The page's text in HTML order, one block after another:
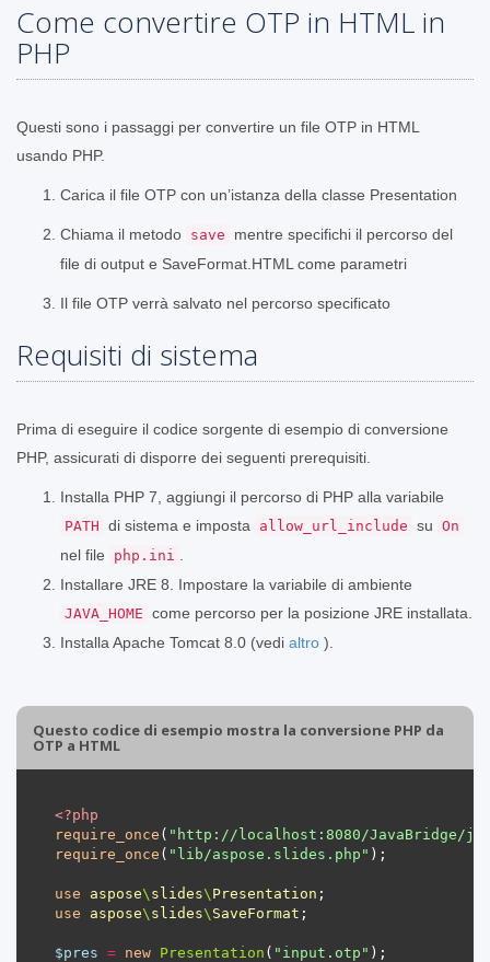
Come convertire OTP in HTML in
PHP
Questi sono i passaggi per convertire un file OTP in HTML
usando PHP.
Carica il file OTP con un’istanza della classe Presentation
Chiama il metodo save
mentre specifichi il percorso del
file di output e SaveFormat.HTML come parametri
Il file OTP verrà salvato nel percorso specificato
Requisiti di sistema
Prima di eseguire il codice sorgente di esempio di conversione
PHP, assicurati di disporre dei seguenti prerequisiti.
Installa PHP 7, aggiungi il percorso di PHP alla variabile
PATH di sistema e imposta allow_url_include su On
nel file php.ini
Installare JRE 8. Impostare la variabile di ambiente
JAVA_HOME come percorso per la posizione JRE installata.
Installa Apache Tomcat 8.0 (vedi altro ).
Questo codice di esempio mostra la conversione PHP da
OTP a HTML
<?php
require_once ( "http://localhost:8080/JavaBridge/
require_once ( "lib/aspose.slides.php"
use aspose\ slides\ Presentation
use
aspose\ slides\ SaveFormat
$pres = new Presentation ( "input.otp"